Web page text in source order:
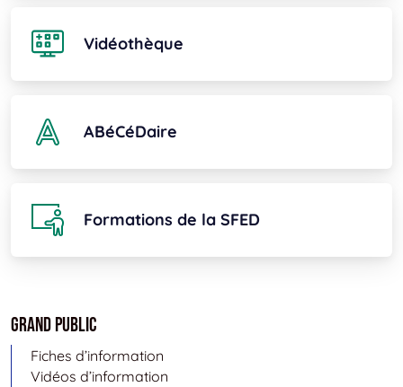
Vidéothèque
ABéCéDaire
Formations de la SFED
Grand public
Fiches d’information
Vidéos d’information